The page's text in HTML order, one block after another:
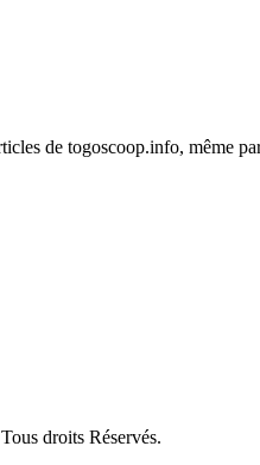
de togoscoop.info, même
droits Réservés.